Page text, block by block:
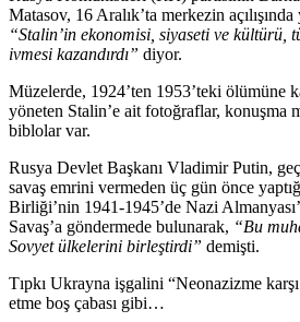
Matasov, 16 Aralık’ta merkezin açılışında
“Stalin’in ekonomisi, siyaseti ve kültürü,
ivmesi kazandırdı” diyor.
Müzelerde, 1924’ten 1953’teki ölümüne
yöneten Stalin’e ait fotoğraflar, konuşma
biblolar var.
Rusya Devlet Başkanı Vladimir Putin,
savaş emrini vermeden üç gün önce
Birliği’nin 1941-1945’de Nazi
Savaş’a göndermede bulunarak, “Bu
Sovyet ülkelerini birleştirdi” demişti.
Tıpkı Ukrayna işgalini “Neonazizme
etme boş çabası gibi…